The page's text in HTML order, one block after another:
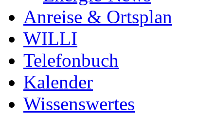
Anreise & Ortsplan
WILLI
Telefonbuch
Kalender
Wissenswertes